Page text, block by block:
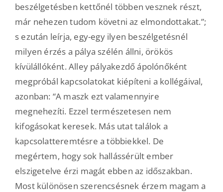
beszélgetésben kettőnél többen vesznek részt,
már nehezen tudom követni az elmondottakat.”;
s ezután leírja, egy-egy ilyen beszélgetésnél
milyen érzés a pálya szélén állni, örökös
kívülállóként. Alley pályakezdő ápolónőként
megpróbál kapcsolatokat kiépíteni a kollégáival,
azonban: “A maszk ezt valamennyire
megnehezíti. Ezzel természetesen nem
kifogásokat keresek. Más utat találok a
kapcsolatteremtésre a többiekkel. De
megértem, hogy sok hallássérült ember
elszigetelve érzi magát ebben az időszakban.
Most különösen szerencsésnek érzem magam a